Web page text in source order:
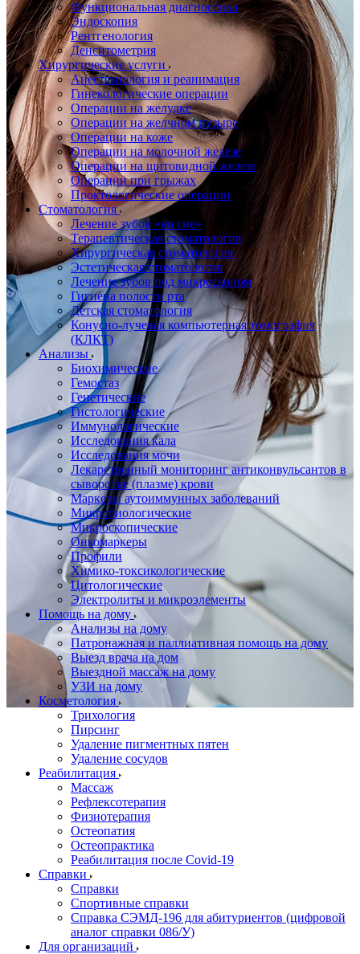
Функциональная диагностика
Эндоскопия
Рентгенология
Денситометрия
Хирургические услуги
Анестезиология и реанимация
Гинекологические операции
Операции на желудке
Операции на желчном пузыре
Операции на коже
Операции на молочной железе
Операции на щитовидной железе
Операции при грыжах
Проктологические операции
Стоматология
Лечение зубов «во сне»
Терапевтическая стоматология
Хирургическая стоматология
Эстетическая стоматология
Лечение зубов под микроскопом
Гигиена полости рта
Детская стоматология
Конусно-лучевая компьютерная томография
(КЛКТ)
Анализы
Биохимические
Гемостаз
Генетические
Гистологические
Иммунологические
Исследования кала
Исследования мочи
Лекарственный мониторинг антиконвульсантов в
сыворотке (плазме) крови
Маркеры аутоиммунных заболеваний
Микробиологические
Микроскопические
Онкомаркеры
Профили
Химико-токсикологические
Цитологические
Электролиты и микроэлементы
Помощь на дому
Анализы на дому
Патронажная и паллиативная помощь на дому
Выезд врача на дом
Выездной массаж на дому
УЗИ на дому
Косметология
Трихология
Пирсинг
Удаление пигментных пятен
Удаление сосудов
Реабилитация
Массаж
Рефлексотерапия
Физиотерапия
Остеопатия
Остеопрактика
Реабилитация после Covid-19
Справки
Справки
Спортивные справки
Справка СЭМД‑196 для абитуриентов (цифровой
аналог справки 086/У)
Для организаций